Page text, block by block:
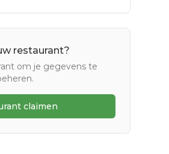
restaurant?
om je gegevens te
claimen